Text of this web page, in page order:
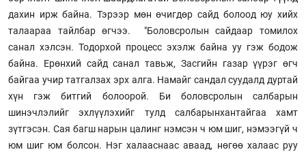
дахин ирж байна. Тэрээр мөн өчигдөр сайд болоод юу хийх
талаараа тайлбар өгчээ. "Боловсролын сайдаар томилох
санал хэлсэн. Тодорхой процесс эхэлж байна уу гэж бодож
байна. Ерөнхий сайд санал тавьж, Засгийн газар үүрэг өгч
байгаа учир татгалзах эрх алга. Намайг сандал суудалд дуртай
хүн гэж битгий болоорой. Би боловсролын салбарын
шинэчлэлийг эхлүүлэхийг тулд салбарынхантайгаа хамт
зүтгэсэн. Сая багш нарын цалинг нэмсэн ч юм шиг, нэмээгүй ч
юм шиг юм болсон. Нэг халааснаас аваад, нөгөө халаас руу